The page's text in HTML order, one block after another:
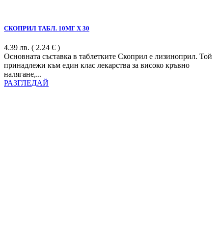
СКОПРИЛ ТАБЛ. 10МГ Х 30
4.39 лв. ( 2.24 € )
Основната съставка в таблетките Скоприл е лизиноприл. Той
принадлежи към един клас лекарства за високо кръвно
налягане,...
РАЗГЛЕДАЙ